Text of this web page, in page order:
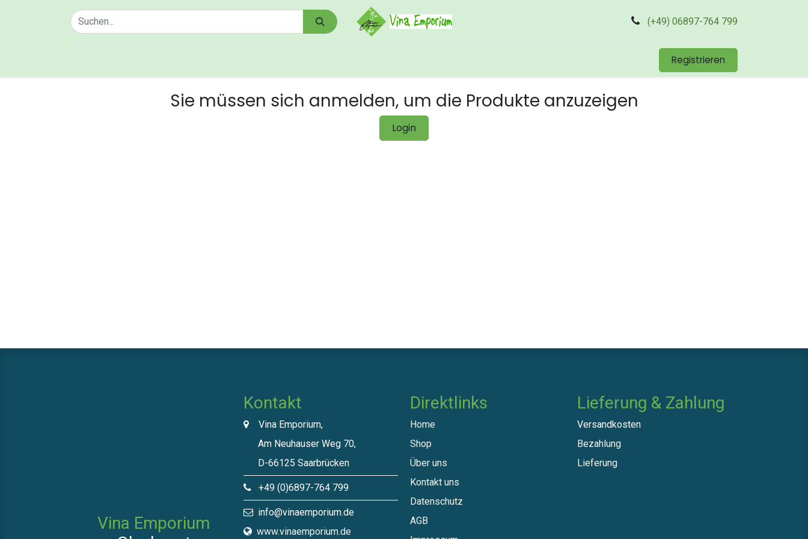
(+49) 06897-764 799
Registrieren
Sie müssen sich anmelden, um die Produkte anzuzeigen
Login
Vina Emporium
Kontakt
Vina Emporium,
Am Neuhauser Weg 70,
D-66125 Saarbrücken
+49 (0)6897-764 799
info@vinaemporium.de
www.vinaemporium.de
Direktlinks​
Home
Shop
Über uns
Kontakt uns
Datenschutz
A​GB
Lieferung & Zahlung
Versandkosten
Bezahlung
Lieferung​